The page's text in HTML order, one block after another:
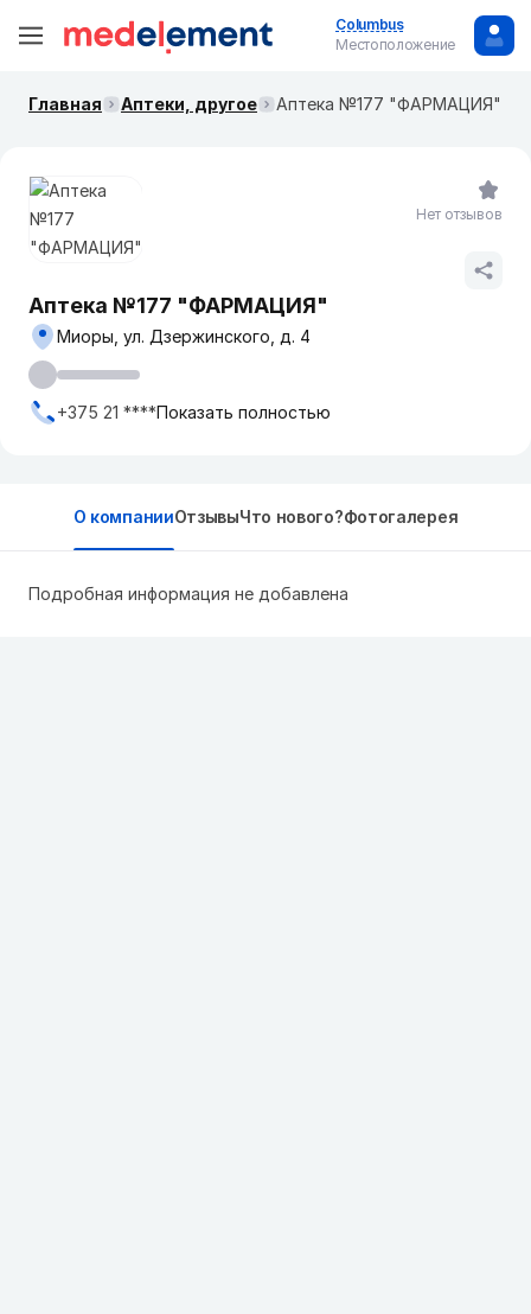
Columbus
Местоположение
Главная Аптеки, другое Аптека №177 "ФАРМАЦИЯ"
Аптека №177 "ФАРМАЦИЯ"
Миоры, ул. Дзержинского, д. 4
+375 21 ****Показать полностью
Нет отзывов
О компанииОтзывыЧто нового?Фотогалерея
Подробная информация не добавлена